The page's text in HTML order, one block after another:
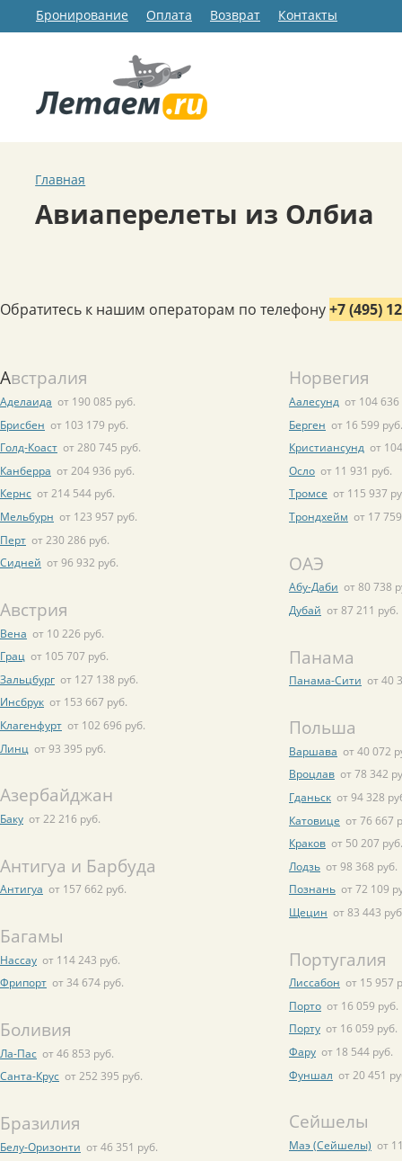
Бронирование Оплата Возврат Контакты
Главная
Авиаперелеты из Олбиа
Обратитесь к нашим операторам по телефону+7 (495)
Австралия
Аделаида от 190 085 руб.
Брисбен от 103 179 руб.
Голд-Коаст от 280 745 руб.
Канберра от 204 936 руб.
Кернс от 214 544 руб.
Мельбурн от 123 957 руб.
Перт от 230 286 руб.
Сидней от 96 932 руб.
Австрия
Вена от 10 226 руб.
Грац от 105 707 руб.
Зальцбург от 127 138 руб.
Инсбрук от 153 667 руб.
Клагенфурт от 102 696 руб.
Линц от 93 395 руб.
Азербайджан
Баку от 22 216 руб.
Антигуа и Барбуда
Антигуа от 157 662 руб.
Багамы
Нассау от 114 243 руб.
Фрипорт от 34 674 руб.
Боливия
Ла-Пас от 46 853 руб.
Санта-Крус от 252 395 руб.
Бразилия
Белу-Оризонти от 46 351 руб.
Норвегия
Аалесунд от 104 636
Берген от 16 599 руб.
Кристиансунд от
Осло от 11 931 руб.
Тромсе от 115 937
Трондхейм от 17
ОАЭ
Абу-Даби от 80 738
Дубай от 87 211 руб.
Панама
Панама-Сити от 40
Польша
Варшава от 40 072
Вроцлав от 78 342
Гданьск от 94 328
Катовице от 76 667
Краков от 50 207 руб.
Лодзь от 98 368 руб.
Познань от 72 109
Щецин от 83 443
Португалия
Лиссабон от 15 957
Порто от 16 059 руб.
Порту от 16 059 руб.
Фару от 18 544 руб.
Фуншал от 20 451
Сейшелы
Маэ (Сейшелы) от